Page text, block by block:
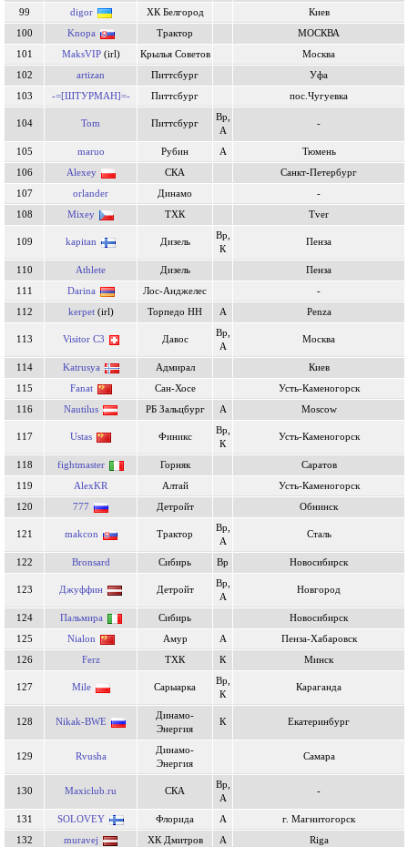
99
digor ХК Белгород
Киев
100
Knopa Трактор
МОСКВА
101
MaksVIP(irl) Крылья Советов
Москва
102
artizan Питтсбург
Уфа
103
-=[ШТУРМАН]=- Питтсбург пос.Чугуевка
104 Tom Питтсбург
Вр,
А
-
105 maruo Рубин А
Тюмень
106
Alexey СКА
Санкт-Петербург
107
orlander Динамо
-
108
Mixey ТХК Tver
109 kapitan Дизель
Вр,
К
Пенза
110 Athlete Дизель
Пенза
111
Darina Лос-Анджелес
-
112
kerpet(irl) Торпедо НН А Penza
113 Visitor C3 Давос
Вр,
А
Москва
114 Katrusya Адмирал
Киев
115
Fanat Сан-Хосе
Усть-Каменогорск
116
Nautilus РБ Зальцбург А Moscow
117 Ustas Финикс
Вр,
К
Усть-Каменогорск
118 fightmaster Горняк
Саратов
119
AlexKR Алтай
Усть-Каменогорск
120
777 Детройт Обнинск
121 makcon Трактор
Вр,
А
Сталь
122 Bronsard Сибирь Вр Новосибирск
123 Джуффин Детройт
Вр,
А
Новгород
124 Пальмира Сибирь
Новосибирск
125
Nialon Амур А
Пенза-Хабаровск
126
Ferz ТХК К Минск
127 Mile Сарыарка
Вр,
К
Караганда
128 Nikak-BWE
Динамо-
Энергия
К Екатеринбург
129 Rvusha
Динамо-
Энергия
Самара
130 Maxiclub.ru СКА
Вр,
А
-
131 SOLOVEY Флорида А
г. Магнитогорск
132
muravej ХК Дмитров А Riga